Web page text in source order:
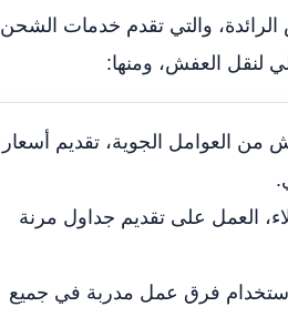
والتي تقدم خدمات الشحن
لنقل العفش، ومنها:
من العوامل الجوية، تقديم أسعار
العمل على تقديم جداول مرنة
استخدام فرق عمل مدربة في جميع